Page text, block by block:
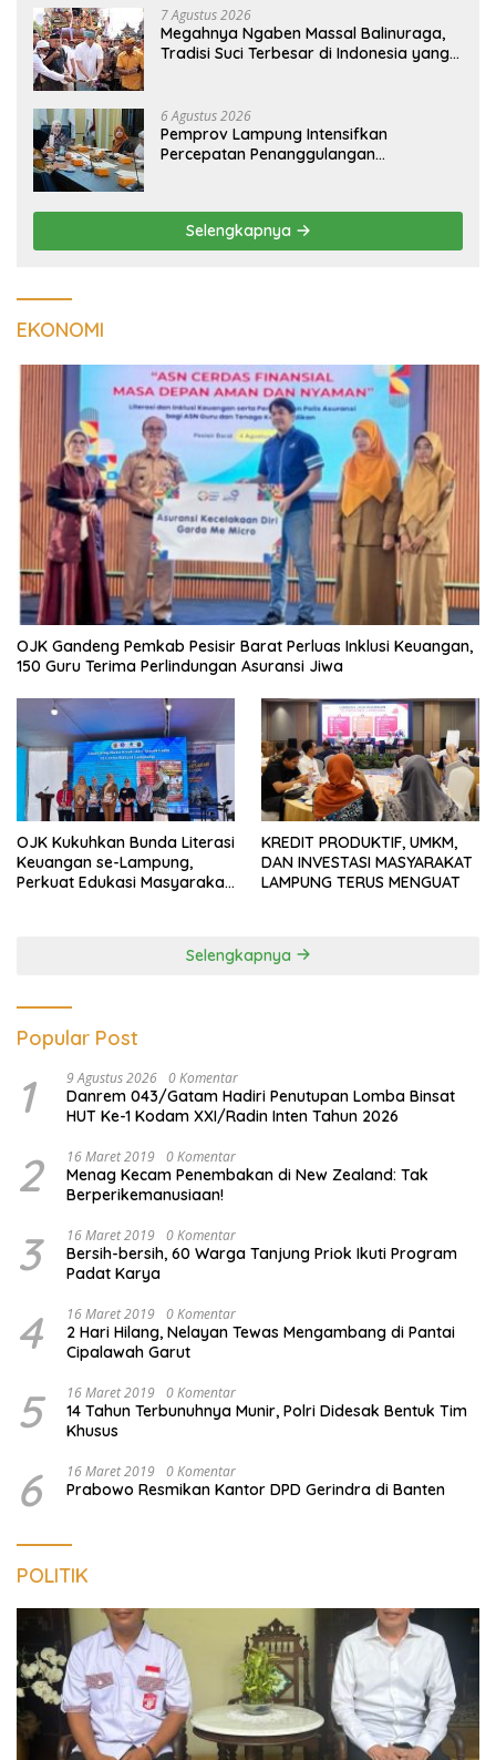
7 Agustus 2026
Megahnya Ngaben Massal Balinuraga,
Tradisi Suci Terbesar di Indonesia yang
6 Agustus 2026
Pemprov Lampung Intensifkan
Percepatan Penanggulangan
Selengkapnya
EKONOMI
OJK Gandeng Pemkab Pesisir Barat Perluas Inklusi Keuangan,
150 Guru Terima Perlindungan Asuransi Jiwa
OJK Kukuhkan Bunda Literasi
Keuangan se-Lampung,
Perkuat Edukasi Masyarakat
KREDIT PRODUKTIF, UMKM,
DAN INVESTASI MASYARAKAT
LAMPUNG TERUS MENGUAT
Selengkapnya
Popular Post
1 9 Agustus 2026 0 Komentar
Danrem 043/Gatam Hadiri Penutupan Lomba Binsat
HUT Ke-1 Kodam XXI/Radin Inten Tahun 2026
2 16 Maret 2019 0 Komentar
Menag Kecam Penembakan di New Zealand: Tak
Berperikemanusiaan!
3 16 Maret 2019 0 Komentar
Bersih-bersih, 60 Warga Tanjung Priok Ikuti Program
Padat Karya
4 16 Maret 2019 0 Komentar
2 Hari Hilang, Nelayan Tewas Mengambang di Pantai
Cipalawah Garut
5 16 Maret 2019 0 Komentar
14 Tahun Terbunuhnya Munir, Polri Didesak Bentuk Tim
Khusus
6 16 Maret 2019 0 Komentar
Prabowo Resmikan Kantor DPD Gerindra di Banten
POLITIK